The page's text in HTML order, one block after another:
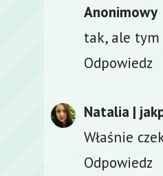
Anonimowy
tak, ale tym
Odpowiedz
Natalia |
Właśnie
Odpowiedz